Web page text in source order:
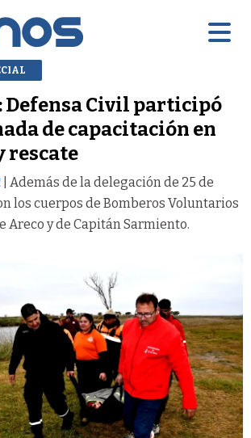
Defensa Civil participó
de capacitación en
rescate
| Además de la delegación de 25 de
los cuerpos de Bomberos Voluntarios
Areco y de Capitán Sarmiento.